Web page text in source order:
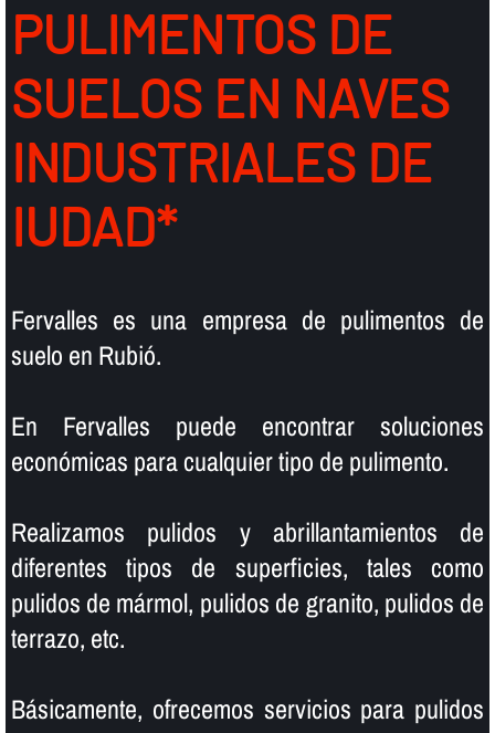
PULIMENTOS DE
SUELOS EN NAVES
INDUSTRIALES DE
IUDAD*
Fervalles es una empresa de pulimentos de
suelo en Rubió.
En Fervalles puede encontrar soluciones
económicas para cualquier tipo de pulimento.
Realizamos pulidos y abrillantamientos de
diferentes tipos de superficies, tales como
pulidos de mármol, pulidos de granito, pulidos de
terrazo, etc.
Básicamente, ofrecemos servicios para pulidos